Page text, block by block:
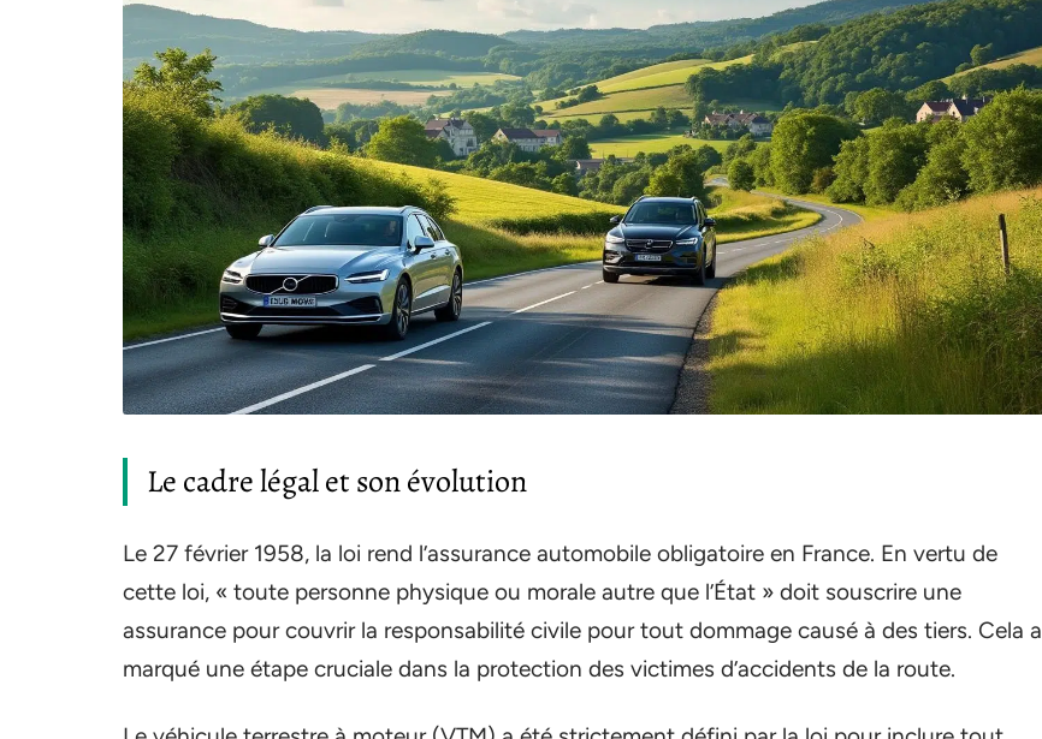
Le cadre légal et son évolution
Le 27 février 1958, la loi rend l’assurance automobile obligatoire en France. En vertu de
cette loi, « toute personne physique ou morale autre que l’État » doit souscrire une
assurance pour couvrir la responsabilité civile pour tout dommage causé à des tiers. Cela a
marqué une étape cruciale dans la protection des victimes d’accidents de la route.